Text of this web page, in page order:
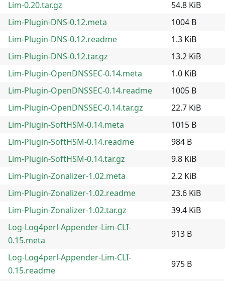
Lim-0.20.tar.gz
54.8 KiB
Lim-Plugin-DNS-0.12.meta
1004 B
Lim-Plugin-DNS-0.12.readme
1.3 KiB
Lim-Plugin-DNS-0.12.tar.gz
13.2 KiB
Lim-Plugin-OpenDNSSEC-0.14.meta
1.0 KiB
Lim-Plugin-OpenDNSSEC-0.14.readme
1005 B
Lim-Plugin-OpenDNSSEC-0.14.tar.gz
22.7 KiB
Lim-Plugin-SoftHSM-0.14.meta
1015 B
Lim-Plugin-SoftHSM-0.14.readme
984 B
Lim-Plugin-SoftHSM-0.14.tar.gz
9.8 KiB
Lim-Plugin-Zonalizer-1.02.meta
2.2 KiB
Lim-Plugin-Zonalizer-1.02.readme
23.6 KiB
Lim-Plugin-Zonalizer-1.02.tar.gz
39.4 KiB
Log-Log4perl-Appender-Lim-CLI-
0.15.meta
913 B
Log-Log4perl-Appender-Lim-CLI-
0.15.readme
975 B